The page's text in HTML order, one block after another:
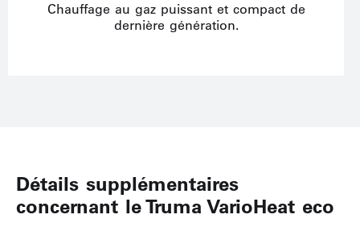
Chauffage au gaz puissant et compact de
dernière génération.
Détails supplémentaires
concernant le Truma VarioHeat eco